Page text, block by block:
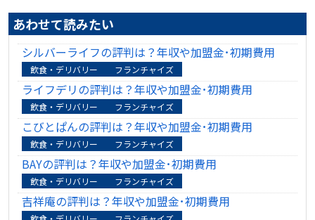
あわせて読みたい
シルバーライフの評判は？年収や加盟金･初期費用
飲食・デリバリー フランチャイズ
ライフデリの評判は？年収や加盟金･初期費用
飲食・デリバリー フランチャイズ
こびとぱんの評判は？年収や加盟金･初期費用
飲食・デリバリー フランチャイズ
BAYの評判は？年収や加盟金･初期費用
飲食・デリバリー フランチャイズ
吉祥庵の評判は？年収や加盟金･初期費用